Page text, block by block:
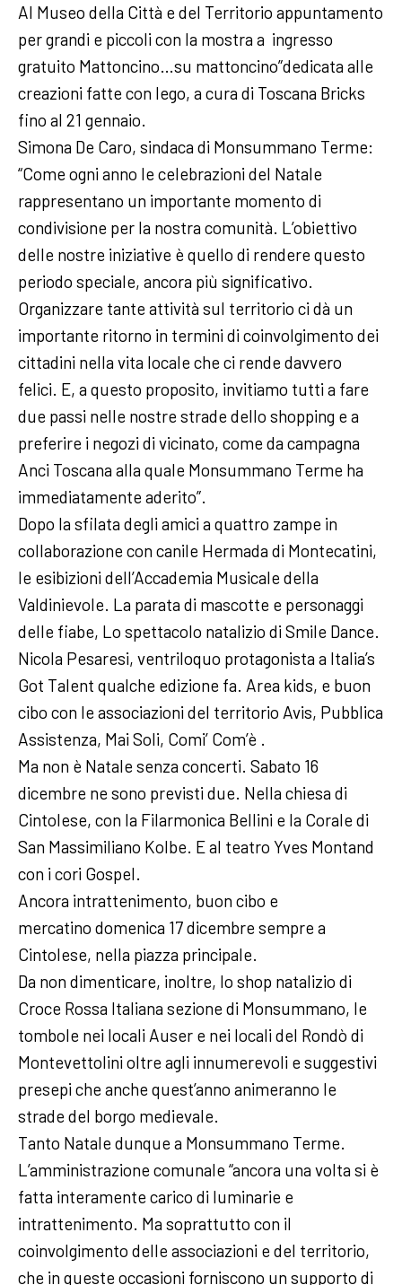
Al Museo della Città e del Territorio appuntamento
per grandi e piccoli con la mostra a ingresso
gratuito Mattoncino…su mattoncino”dedicata alle
creazioni fatte con lego, a cura di Toscana Bricks
fino al 21 gennaio.
Simona De Caro, sindaca di Monsummano Terme:
“Come ogni anno le celebrazioni del Natale
rappresentano un importante momento di
condivisione per la nostra comunità. L’obiettivo
delle nostre iniziative è quello di rendere questo
periodo speciale, ancora più significativo.
Organizzare tante attività sul territorio ci dà un
importante ritorno in termini di coinvolgimento dei
cittadini nella vita locale che ci rende davvero
felici. E, a questo proposito, invitiamo tutti a fare
due passi nelle nostre strade dello shopping e a
preferire i negozi di vicinato, come da campagna
Anci Toscana alla quale Monsummano Terme ha
immediatamente aderito”.
Dopo la sfilata degli amici a quattro zampe in
collaborazione con canile Hermada di Montecatini,
le esibizioni dell’Accademia Musicale della
Valdinievole. La parata di mascotte e personaggi
delle fiabe, Lo spettacolo natalizio di Smile Dance.
Nicola Pesaresi, ventriloquo protagonista a Italia’s
Got Talent qualche edizione fa. Area kids, e buon
cibo con le associazioni del territorio Avis, Pubblica
Assistenza, Mai Soli, Comi’ Com’è .
Ma non è Natale senza concerti. Sabato 16
dicembre ne sono previsti due. Nella chiesa di
Cintolese, con la Filarmonica Bellini e la Corale di
San Massimiliano Kolbe. E al teatro Yves Montand
con i cori Gospel.
Ancora intrattenimento, buon cibo e
mercatino domenica 17 dicembre sempre a
Cintolese, nella piazza principale.
Da non dimenticare, inoltre, lo shop natalizio di
Croce Rossa Italiana sezione di Monsummano, le
tombole nei locali Auser e nei locali del Rondò di
Montevettolini oltre agli innumerevoli e suggestivi
presepi che anche quest’anno animeranno le
strade del borgo medievale.
Tanto Natale dunque a Monsummano Terme.
L’amministrazione comunale “ancora una volta si è
fatta interamente carico di luminarie e
intrattenimento. Ma soprattutto con il
coinvolgimento delle associazioni e del territorio,
che in queste occasioni forniscono un supporto di